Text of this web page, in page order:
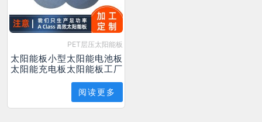
PET层压太阳能板
太阳能板小型太阳能电池板
太阳能充电板太阳能板工厂
阅读更多